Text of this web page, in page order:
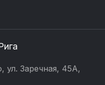
ул. Заречная, 45А,